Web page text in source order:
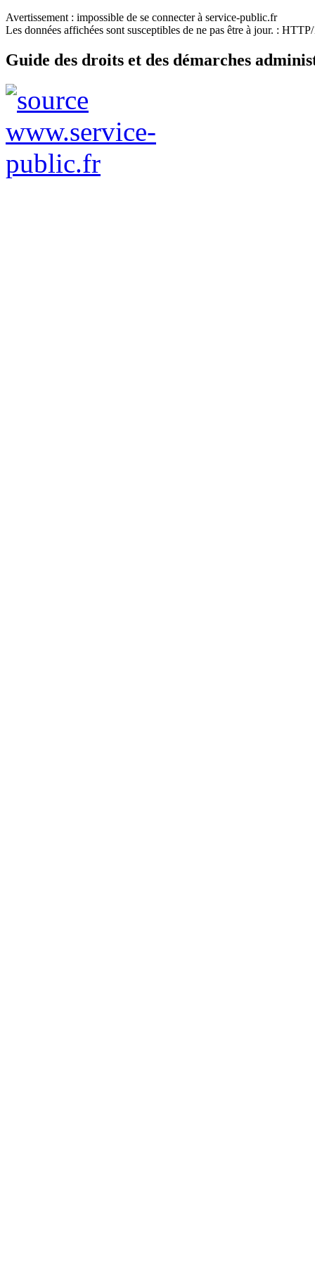
Avertissement : impossible de se connecter à service-public.fr
Les données affichées sont susceptibles de ne pas être à jour. :
Guide des droits et des démarches